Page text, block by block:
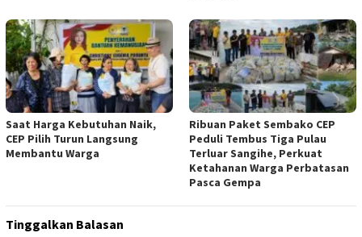
Saat Harga Kebutuhan Naik,
CEP Pilih Turun Langsung
Membantu Warga
Ribuan Paket Sembako CEP
Peduli Tembus Tiga Pulau
Terluar Sangihe, Perkuat
Ketahanan Warga Perbatasan
Pasca Gempa
Tinggalkan Balasan